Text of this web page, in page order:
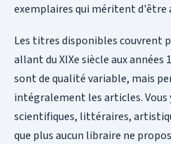
exemplaires qui méritent d'être
Les titres disponibles couvrent
allant du XIXe siècle aux années
sont de qualité variable, mais
intégralement les articles. Vous
scientifiques, littéraires,
que plus aucun libraire ne